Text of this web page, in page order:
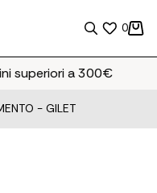
0
superiori a 300€
- GILET